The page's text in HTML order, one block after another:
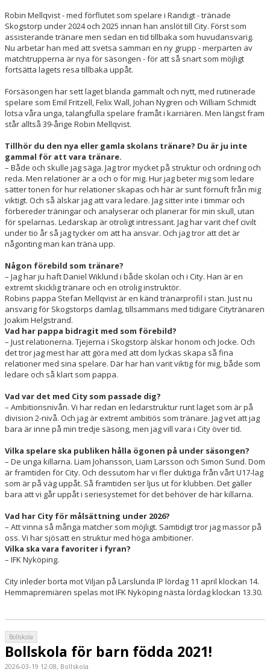
Robin Mellqvist - med förflutet som spelare i Randigt - tränade
Skogstorp under 2024 och 2025 innan han anslöt till City. Först som
assisterande tränare men sedan en tid tillbaka som huvudansvarig.
Nu arbetar han med att svetsa samman en ny grupp - merparten av
matchtrupperna är nya för säsongen - för att så snart som möjligt
fortsätta lagets resa tillbaka uppåt.
Försäsongen har sett laget blanda gammalt och nytt, med rutinerade
spelare som Emil Fritzell, Felix Wall, Johan Nygren och William Schmidt
lotsa våra unga, talangfulla spelare framåt i karriären. Men längst fram
står alltså 39-årige Robin Mellqvist.
Tillhör du den nya eller gamla skolans tränare? Du är ju inte
gammal för att vara tränare.
– Både och skulle jag säga. Jag tror mycket på struktur och ordning och
reda. Men relationer är a och o för mig. Hur jag beter mig som ledare
sätter tonen för hur relationer skapas och här är sunt förnuft från mig
viktigt. Och så älskar jag att vara ledare. Jag sitter inte i timmar och
förbereder träningar och analyserar och planerar för min skull, utan
för spelarnas. Ledarskap är otroligt intressant. Jag har varit chef civilt
under tio år så jag tycker om att ha ansvar. Och jag tror att det är
någonting man kan träna upp.
Någon förebild som tränare?
– Jag har ju haft Daniel Wiklund i både skolan och i City. Han är en
extremt skicklig tränare och en otrolig instruktör.
Robins pappa Stefan Mellqvist är en känd tränarprofil i stan. Just nu
ansvarig för Skogstorps damlag, tillsammans med tidigare Citytränaren
Joakim Helgstrand.
Vad har pappa bidragit med som förebild?
– Just relationerna. Tjejerna i Skogstorp älskar honom och Jocke. Och
det tror jag mest har att göra med att dom lyckas skapa så fina
relationer med sina spelare. Där har han varit viktig för mig, både som
ledare och så klart som pappa.
Vad var det med City som passade dig?
– Ambitionsnivån. Vi har redan en ledarstruktur runt laget som är på
division 2-nivå. Och jag är extremt ambitiös som tränare. Jag vet att jag
bara är inne på min tredje säsong, men jag vill vara i City över tid.
Vilka spelare ska publiken hålla ögonen på under säsongen?
– De unga killarna. Liam Johansson, Liam Larsson och Simon Sund. Dom
är framtiden för City. Och dessutom har vi fler duktiga från vårt U17-lag
som är på väg uppåt. Så framtiden ser ljus ut för klubben. Det gäller
bara att vi går uppåt i seriesystemet för det behöver de här killarna.
Vad har City för målsättning under 2026?
– Att vinna så många matcher som möjligt. Samtidigt tror jag massor på
oss. Vi har sjösatt en struktur med höga ambitioner.
Vilka ska vara favoriter i fyran?
– IFK Nyköping.
City inleder borta mot Viljan på Larslunda IP lördag 11 april klockan 14.
Hemmapremiären spelas mot IFK Nyköping nästa lördag klockan 13.30.
Bollskola
Bollskola för barn födda 2021!
2026-03-19 12:08, Bollskola